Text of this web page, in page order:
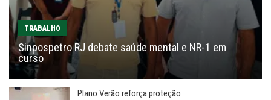
TRABALHO
Sinpospetro RJ debate saúde mental e NR-1 em
curso
Plano Verão reforça proteção